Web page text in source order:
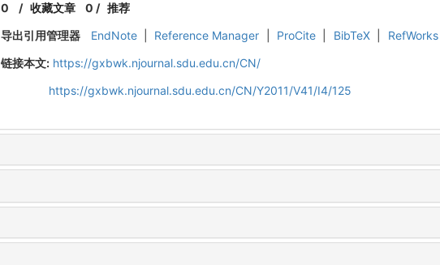
0 /收藏文章 0 / 推荐
导出引用管理器
EndNote Reference Manager ProCite BibTeX
RefWorks
链接本文: https://gxbwk.njournal.sdu.edu.cn/CN/
https://gxbwk.njournal.sdu.edu.cn/CN/Y2011/V41/I4/125